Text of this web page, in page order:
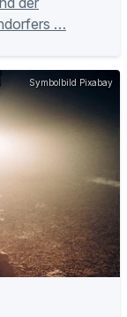
…
Symbolbild Pixabay